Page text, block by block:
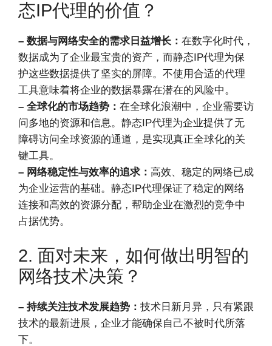
态IP代理的价值？
– 数据与网络安全的需求日益增长： 在数字化时代，
数据成为了企业最宝贵的资产，而静态IP代理为保
护这些数据提供了坚实的屏障。不使用合适的代理
工具意味着将企业的数据暴露在潜在的风险中。
– 全球化的市场趋势： 在全球化浪潮中，企业需要访
问多地的资源和信息。静态IP代理为企业提供了无
障碍访问全球资源的通道，是实现真正全球化的关
键工具。
– 网络稳定性与效率的追求： 高效、稳定的网络已成
为企业运营的基础。静态IP代理保证了稳定的网络
连接和高效的资源分配，帮助企业在激烈的竞争中
占据优势。
2. 面对未来，如何做出明智的
网络技术决策？
– 持续关注技术发展趋势： 技术日新月异，只有紧跟
技术的最新进展，企业才能确保自己不被时代所落
下。